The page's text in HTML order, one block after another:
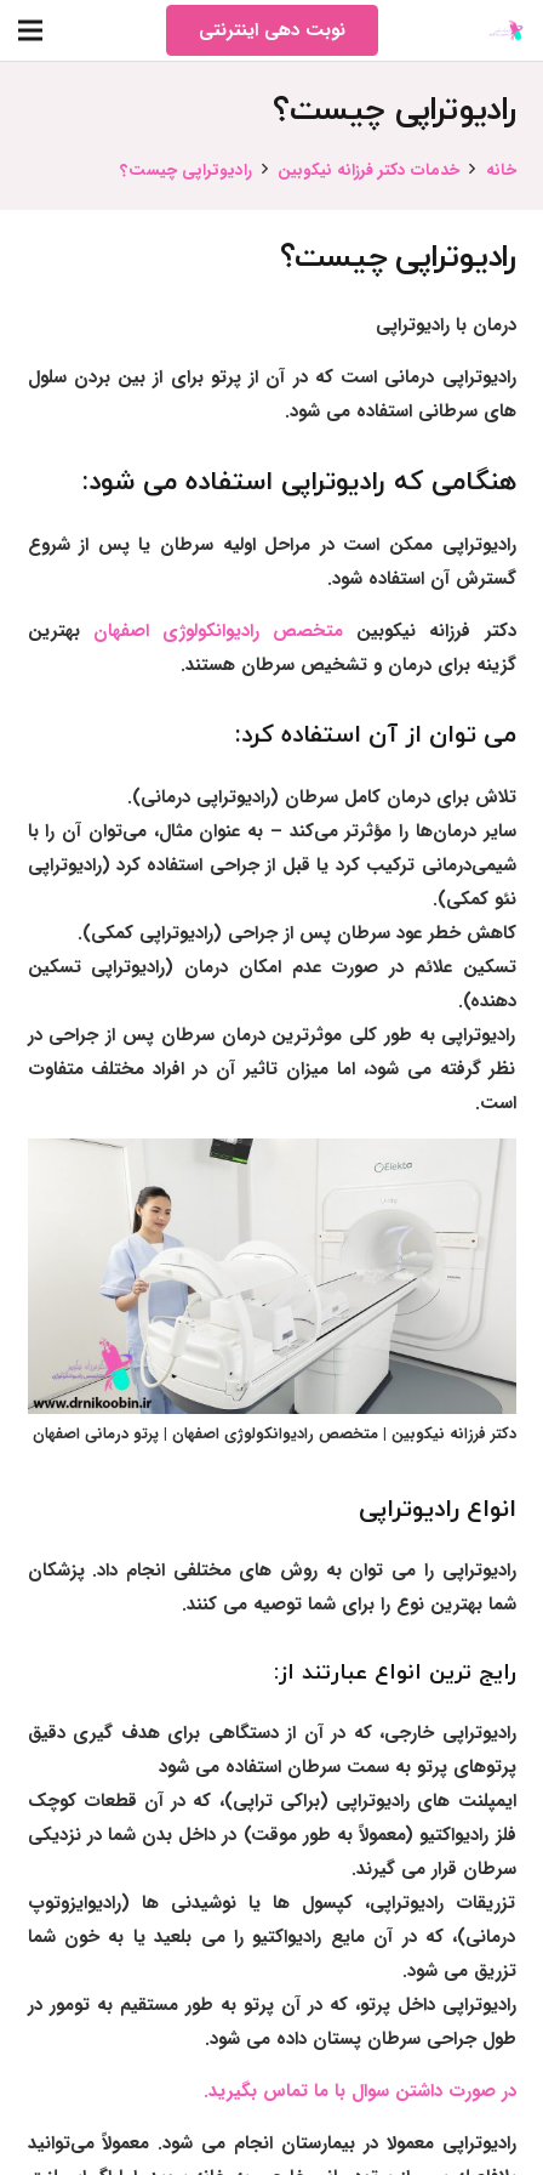
نوبت دهی اینترنتی
رادیوتراپی چیست؟
خانه خدمات دکتر فرزانه نیکوبین رادیوتراپی چیست؟
رادیوتراپی چیست؟
درمان با رادیوتراپی
رادیوتراپی درمانی است که در آن از پرتو برای از بین بردن سلول
های سرطانی استفاده می شود.
هنگامی که رادیوتراپی استفاده می شود:
رادیوتراپی ممکن است در مراحل اولیه سرطان یا پس از شروع
گسترش آن استفاده شود.
دکتر فرزانه نیکوبین متخصص رادیوانکولوژی اصفهان بهترین
گزینه برای درمان و تشخیص سرطان هستند.
می توان از آن استفاده کرد:
تلاش برای درمان کامل سرطان (رادیوتراپی درمانی).
سایر درمان‌ها را مؤثرتر می‌کند – به عنوان مثال، می‌توان آن را با
شیمی‌درمانی ترکیب کرد یا قبل از جراحی استفاده کرد (رادیوتراپی
نئو کمکی).
کاهش خطر عود سرطان پس از جراحی (رادیوتراپی کمکی).
تسکین علائم در صورت عدم امکان درمان (رادیوتراپی تسکین
دهنده).
رادیوتراپی به طور کلی موثرترین درمان سرطان پس از جراحی در
نظر گرفته می شود، اما میزان تاثیر آن در افراد مختلف متفاوت
است.
دکتر فرزانه نیکوبین | متخصص رادیوانکولوژی اصفهان | پرتو درمانی اصفهان
انواع رادیوتراپی
رادیوتراپی را می توان به روش های مختلفی انجام داد. پزشکان
شما بهترین نوع را برای شما توصیه می کنند.
رایج ترین انواع عبارتند از:
رادیوتراپی خارجی، که در آن از دستگاهی برای هدف گیری دقیق
پرتوهای پرتو به سمت سرطان استفاده می شود
ایمپلنت های رادیوتراپی (براکی تراپی)، که در آن قطعات کوچک
فلز رادیواکتیو (معمولاً به طور موقت) در داخل بدن شما در نزدیکی
سرطان قرار می گیرند.
تزریقات رادیوتراپی، کپسول ها یا نوشیدنی ها (رادیوایزوتوپ
درمانی)، که در آن مایع رادیواکتیو را می بلعید یا به خون شما
تزریق می شود.
رادیوتراپی داخل پرتو، که در آن پرتو به طور مستقیم به تومور در
طول جراحی سرطان پستان داده می شود.
در صورت داشتن سوال با ما تماس بگیرید.
رادیوتراپی معمولا در بیمارستان انجام می شود. معمولاً می‌توانید